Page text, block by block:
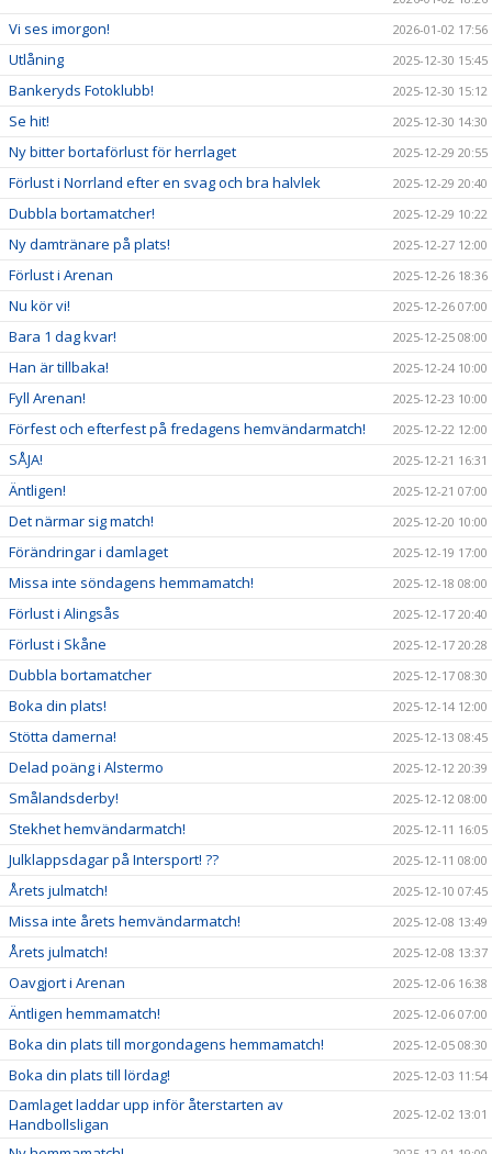
Vi ses imorgon! 2026-01-02 17:56
Utlåning 2025-12-30 15:45
Bankeryds Fotoklubb! 2025-12-30 15:12
Se hit! 2025-12-30 14:30
Ny bitter bortaförlust för herrlaget 2025-12-29 20:55
Förlust i Norrland efter en svag och bra halvlek 2025-12-29 20:40
Dubbla bortamatcher! 2025-12-29 10:22
Ny damtränare på plats! 2025-12-27 12:00
Förlust i Arenan 2025-12-26 18:36
Nu kör vi! 2025-12-26 07:00
Bara 1 dag kvar! 2025-12-25 08:00
Han är tillbaka! 2025-12-24 10:00
Fyll Arenan! 2025-12-23 10:00
Förfest och efterfest på fredagens hemvändarmatch! 2025-12-22 12:00
SÅJA! 2025-12-21 16:31
Äntligen! 2025-12-21 07:00
Det närmar sig match! 2025-12-20 10:00
Förändringar i damlaget 2025-12-19 17:00
Missa inte söndagens hemmamatch! 2025-12-18 08:00
Förlust i Alingsås 2025-12-17 20:40
Förlust i Skåne 2025-12-17 20:28
Dubbla bortamatcher 2025-12-17 08:30
Boka din plats! 2025-12-14 12:00
Stötta damerna! 2025-12-13 08:45
Delad poäng i Alstermo 2025-12-12 20:39
Smålandsderby! 2025-12-12 08:00
Stekhet hemvändarmatch! 2025-12-11 16:05
Julklappsdagar på Intersport! ?? 2025-12-11 08:00
Årets julmatch! 2025-12-10 07:45
Missa inte årets hemvändarmatch! 2025-12-08 13:49
Årets julmatch! 2025-12-08 13:37
Oavgjort i Arenan 2025-12-06 16:38
Äntligen hemmamatch! 2025-12-06 07:00
Boka din plats till morgondagens hemmamatch! 2025-12-05 08:30
Boka din plats till lördag! 2025-12-03 11:54
Damlaget laddar upp inför återstarten av
Handbollsligan
2025-12-02 13:01